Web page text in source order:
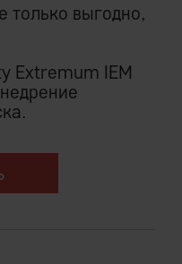
только выгодно,
Extremum IEM